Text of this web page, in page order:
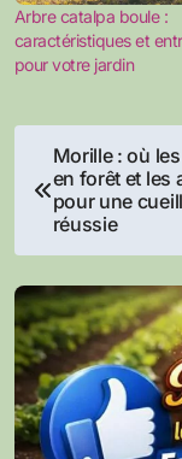
Arbre catalpa boule :
caractéristiques et
pour votre jardin
de
l’article
Morille : où
en forêt et les
pour une
réussie